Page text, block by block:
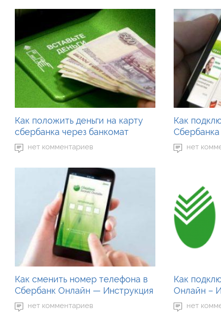
Как положить деньги на карту
сбербанка через банкомат
нет комментариев
Как
нет
Как сменить номер телефона в
Сбербанк Онлайн — Инструкция
нет комментариев
Как
Онлайн –
нет